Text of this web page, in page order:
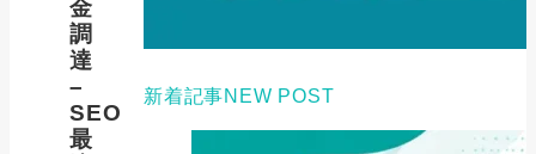
金
調
達
–
SEO
最
新着記事NEW POST